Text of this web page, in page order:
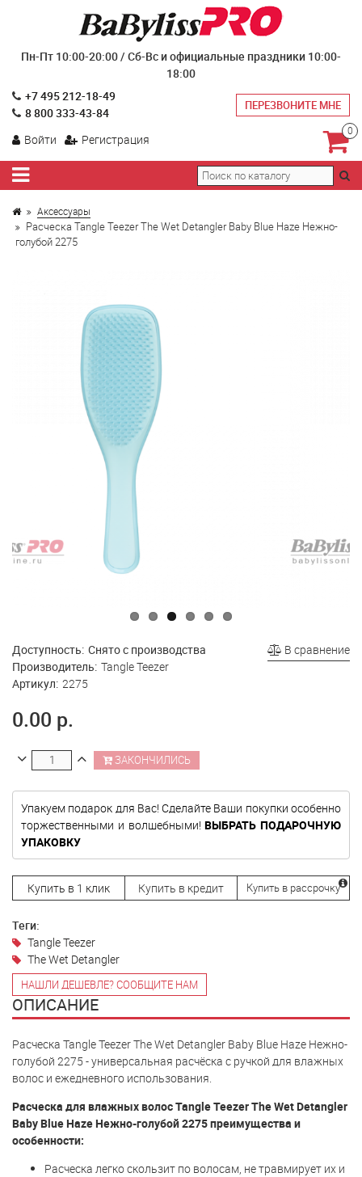
Пн-Пт 10:00-20:00 / Сб-Вс и официальные праздники 10:00-
18:00
+7 495 212-18-49
8 800 333-43-84
ПЕРЕЗВОНИТЕ МНЕ
Войти Регистрация
0
Аксессуары
Расческа Tangle Teezer The Wet Detangler Baby Blue Haze Нежно-
голубой 2275
В сравнение
Доступность: Снято с производства
Производитель: Tangle Teezer
Артикул: 2275
0.00 р.
ЗАКОНЧИЛИСЬ
Упакуем подарок для Вас! Сделайте Ваши покупки особенно
торжественными и волшебными!ВЫБРАТЬ ПОДАРОЧНУЮ
УПАКОВКУ
Купить в 1 клик Купить в кредит Купить в рассрочку
Теги:
Tangle Teezer
The Wet Detangler
НАШЛИ ДЕШЕВЛЕ? СООБЩИТЕ НАМ
ОПИСАНИЕ
Расческа Tangle Teezer The Wet Detangler Baby Blue Haze Нежно-
голубой 2275 - универсальная расчёска с ручкой для влажных
волос и ежедневного использования.
Расческа для влажных волос Tangle Teezer The Wet Detangler
Baby Blue Haze Нежно-голубой 2275 преимущества и
особенности:
Расческа легко скользит по волосам, не травмирует их и